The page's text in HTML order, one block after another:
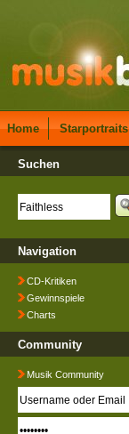
Home Starportraits
Suchen
Navigation
CD-Kritiken
Gewinnspiele
Charts
Community
Musik Community